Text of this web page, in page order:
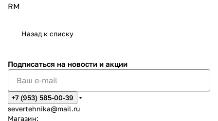
RM
Назад к списку
Подписаться на новости и акции
+7 (953) 585-00-39
severtehnika@mail.ru
Магазин: